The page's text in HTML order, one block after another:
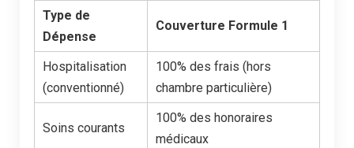
Type de
Dépense
Couverture Formule 1
Hospitalisation
(conventionné)
100% des frais (hors
chambre particulière)
Soins courants
100% des honoraires
médicaux